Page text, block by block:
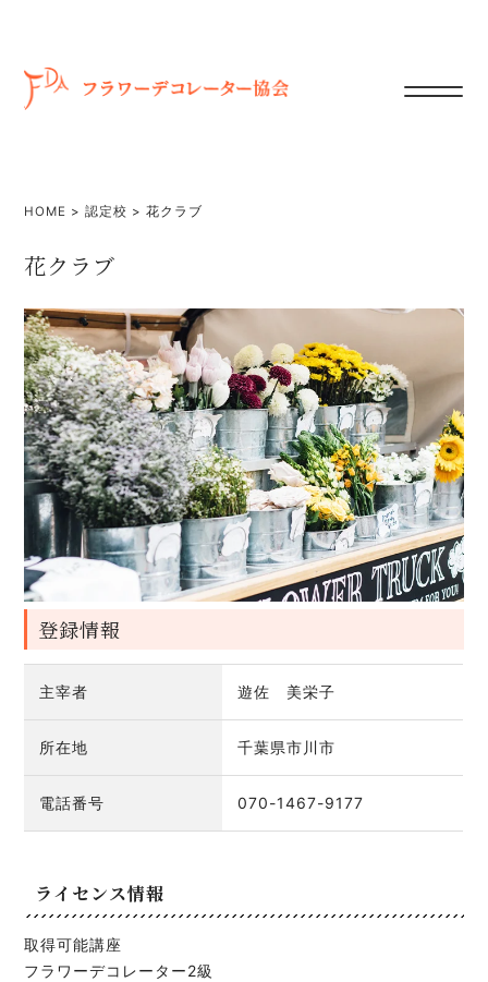
HOME >認定校 >花クラブ
花クラブ
登録情報
主宰者 遊佐 美栄子
所在地 千葉県市川市
電話番号 070-1467-9177
ライセンス情報
取得可能講座
フラワーデコレーター2級